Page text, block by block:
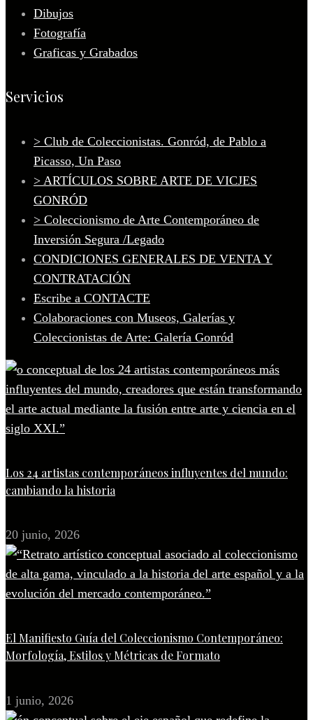
Dibujos
Fotografía
Graficas y Grabados
Servicios
> Club de Coleccionistas. Gonród, de Pablo a
Picasso, Un Paso
> ARTÍCULOS SOBRE ARTE DE VICJES
GONRÓD
> Coleccionismo de Arte Contemporáneo de
Inversión Segura /Legado
CONDICIONES GENERALES DE VENTA Y
CONTRATACIÓN
Escribe a CONTACTE
Colaboraciones con Museos, Galerías y
Coleccionistas de Arte: Galería Gonród
Los 24 artistas contemporáneos influyentes del mundo:
cambiando la historia
20 junio, 2026
El Manifiesto Guía del Coleccionismo Contemporáneo:
Morfología, Estilos y Métricas de Formato
1 junio, 2026